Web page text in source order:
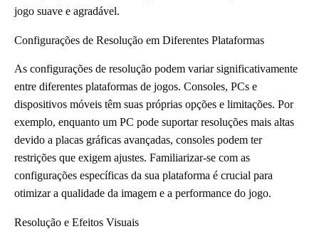
jogo suave e agradável.
Configurações de Resolução em Diferentes Plataformas
As configurações de resolução podem variar significativamente
entre diferentes plataformas de jogos. Consoles, PCs e
dispositivos móveis têm suas próprias opções e limitações. Por
exemplo, enquanto um PC pode suportar resoluções mais altas
devido a placas gráficas avançadas, consoles podem ter
restrições que exigem ajustes. Familiarizar-se com as
configurações específicas da sua plataforma é crucial para
otimizar a qualidade da imagem e a performance do jogo.
Resolução e Efeitos Visuais